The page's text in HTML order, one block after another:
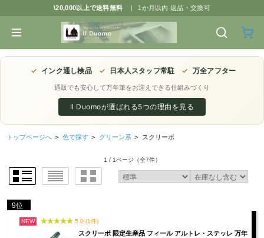
\20,000以上で送料無料 | 1か月以内 返品・交換可
✓ インク通し検品 ✓ 日本人スタッフ常駐 ✓ 万全アフター
通販でも安心して万年筆をお迎えできる仕組みづくり
Il Duomoが選ばれる5つの理由を見る
トップページへ > 色で探す > グリーン系 > スクリーボ
1 / 1ページ （全7件）
9位
NEW 5.0 (1件)
スクリーボ 限定生産品 フィール アルトレ・ステッレ 万年